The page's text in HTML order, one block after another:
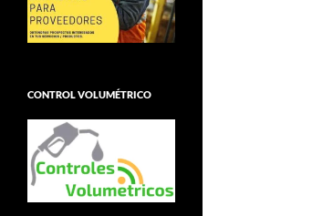
CONTROL VOLUMÉTRICO